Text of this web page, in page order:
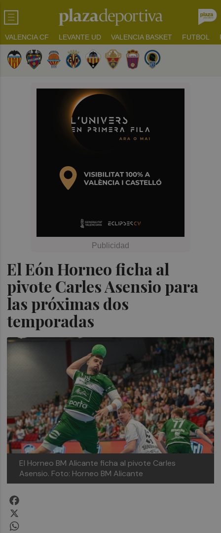
VALENCIA CF LEVANTE UD VALENCIA BASKET FUTBOL
El Eón Horneo ficha al
pivote Carles Asensio para
las próximas dos
temporadas
El Horneo BM Alicante ficha al pivote Carles
Asensio. Foto: Horneo BM Alicante